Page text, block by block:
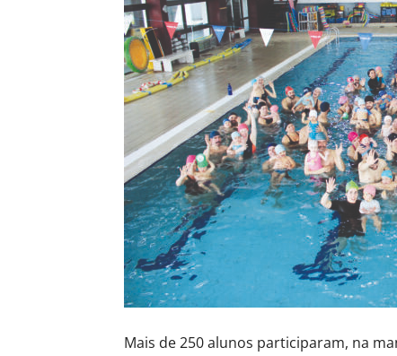
Mais de 250 alunos participaram, na